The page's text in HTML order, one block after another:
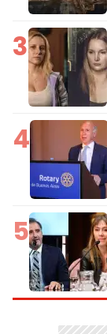
3
4
5